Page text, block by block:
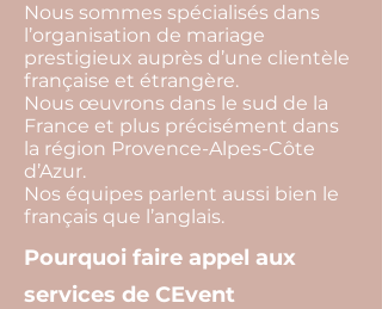
Nous sommes spécialisés dans
l’organisation de mariage
prestigieux auprès d’une clientèle
française et étrangère.
Nous œuvrons dans le sud de la
France et plus précisément dans
la région Provence-Alpes-Côte
d’Azur.
Nos équipes parlent aussi bien le
français que l’anglais.
Pourquoi faire appel aux
services de CEvent